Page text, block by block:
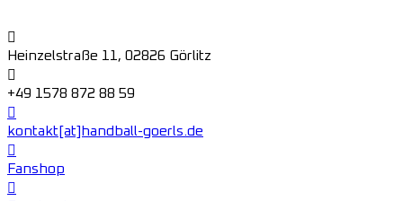
Heinzelstraße 11, 02826 Görlitz
+49 1578 872 88 59
kontakt[at]handball-goerls.de
Fanshop